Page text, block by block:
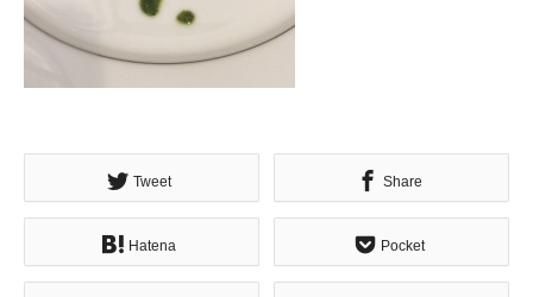
Tweet Share
Hatena Pocket